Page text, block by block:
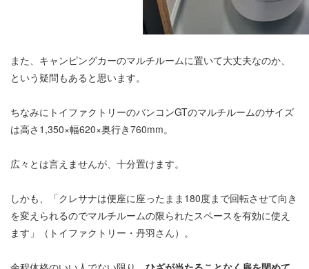
また、キャンピングカーのマルチルームに置いて大丈夫なのか、
という疑問もあると思います。
ちなみにトイファクトリーのバンコンGTのマルチルームのサイズ
は高さ1,350×幅620×奥行き760mm。
広々とは言えませんが、十分置けます。
しかも、「クレサナは便座に座ったまま180度まで回転させて向き
を変えられるのでマルチルームの限られたスペースを有効に使え
ます」（トイファクトリー・丹羽さん）。